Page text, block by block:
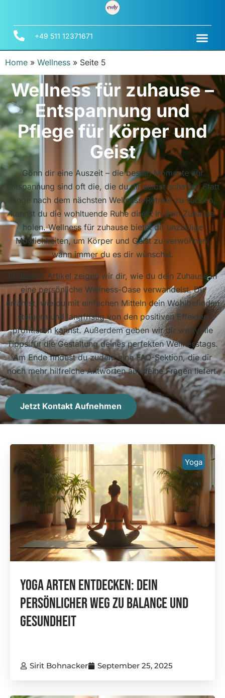
+49 511 12371671
Home » Wellness » Seite 5
Wellness für zuhause –
Entspannung und
Pflege für Körper und
Geist
Gönn dir eine Auszeit – die besten Momente zur
Entspannung sind oft die, die du dir selbst schaffst. Statt
lange nach dem nächsten Wellness-Retreat zu suchen,
kannst du die wohltuende Ruhe direkt in dein Zuhause
holen. Wellness für zuhause bietet dir unzählige
Möglichkeiten, um Körper und Geist zu verwöhnen,
wann immer du es dir wünschst.
In diesem Artikel zeigen wir dir, wie du dein Zuhause in
eine persönliche Wellness-Oase verwandelst. Du
erfährst, wie du mit einfachen Mitteln dein Wohlbefinden
steigern und langfristig von den positiven Effekten
profitieren kannst. Außerdem geben wir dir wertvolle
Tipps für die Gestaltung deines perfekten Wellnesstags.
Am Ende findest du zudem eine FAQ-Sektion, die dir
noch mehr hilfreiche Antworten auf deine Fragen liefert.
Jetzt Kontakt Aufnehmen
Yoga
Yoga Arten Entdecken: Dein
Persönlicher Weg Zu Balance Und
Gesundheit
Sirit Bohnacker September 25, 2025